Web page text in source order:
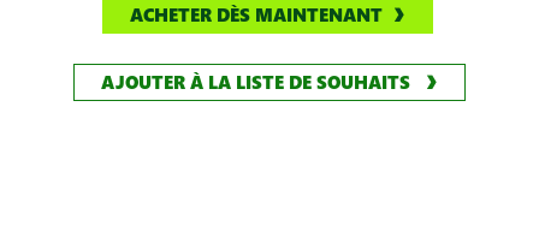
ACHETER DÈS MAINTENANT
AJOUTER À LA LISTE DE SOUHAITS